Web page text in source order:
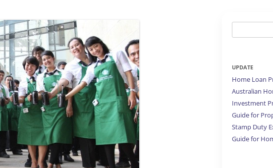
for:
UPDATE
Home Loan
Australian
Investment
Guide for
Stamp Duty
Guide for